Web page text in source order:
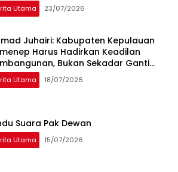
Utama 23/07/2026
Juhairi: Kabupaten Kepulauan
Harus Hadirkan Keadilan
Bukan Sekadar Ganti
Utama 18/07/2026
Suara Pak Dewan
Utama 15/07/2026